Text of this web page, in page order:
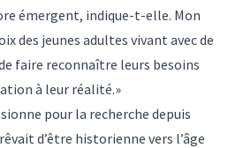
émergent, indique-t-elle. Mon
des jeunes adultes vivant avec de
faire reconnaître leurs besoins
à leur réalité.»
pour la recherche depuis
d’être historienne vers l’âge